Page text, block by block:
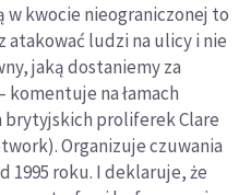
w kwocie nieograniczonej to
atakować ludzi na ulicy i nie
jaką dostaniemy za
na łamach
brytyjskich proliferek Clare
Organizuje czuwania
roku. I deklaruje, że